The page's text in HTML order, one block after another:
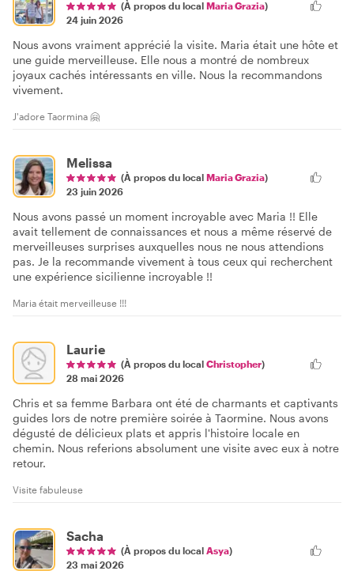
(À propos du local Maria Grazia)
24 juin 2026
Nous avons vraiment apprécié la visite. Maria était une hôte et
une guide merveilleuse. Elle nous a montré de nombreux
joyaux cachés intéressants en ville. Nous la recommandons
vivement.
J'adore Taormina 🤗
Melissa
(À propos du local Maria Grazia)
23 juin 2026
Nous avons passé un moment incroyable avec Maria !! Elle
avait tellement de connaissances et nous a même réservé de
merveilleuses surprises auxquelles nous ne nous attendions
pas. Je la recommande vivement à tous ceux qui recherchent
une expérience sicilienne incroyable !!
Maria était merveilleuse !!!
Laurie
(À propos du local Christopher)
28 mai 2026
Chris et sa femme Barbara ont été de charmants et captivants
guides lors de notre première soirée à Taormine. Nous avons
dégusté de délicieux plats et appris l'histoire locale en
chemin. Nous referions absolument une visite avec eux à notre
retour.
Visite fabuleuse
Sacha
(À propos du local Asya)
23 mai 2026